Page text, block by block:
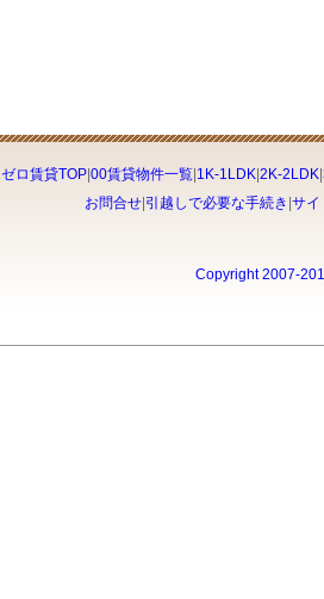
ゼロ賃貸TOP| 00賃貸物件一覧| 1K-1LDK| 2K-2LDK|
お問合せ 引越しで必要な手続き サイ
Copyright 2007-